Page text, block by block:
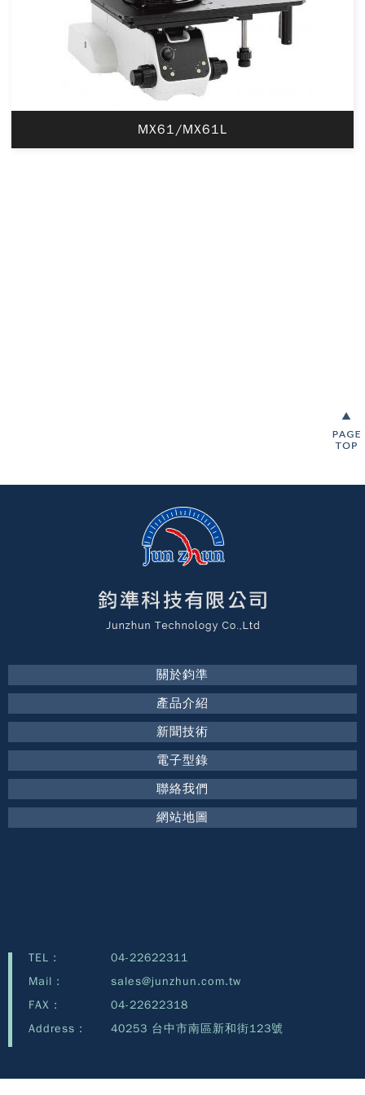
MX61/MX61L
關於鈞準
產品介紹
新聞技術
電子型錄
聯絡我們
網站地圖
TEL :
04-22622311
Mail :
sales@junzhun.com.tw
FAX :
04-22622318
Address :
40253 台中市南區新和街123號